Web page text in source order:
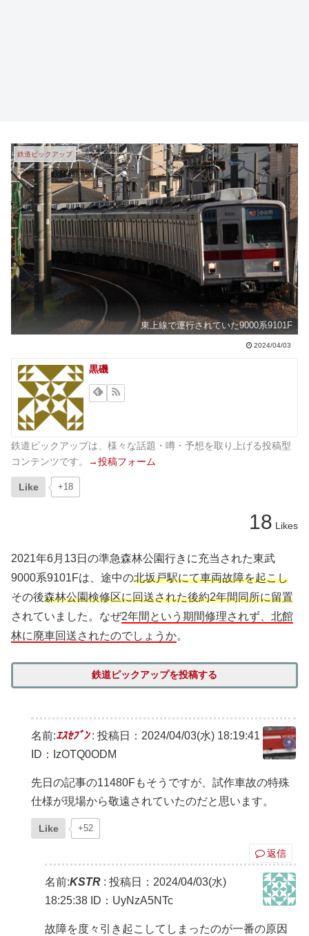
鉄道ピックアップ
東上線で運行されていた9000系9101F
2024/04/03
黒磯
鉄道ピックアップは、様々な話題・噂・予想を取り上げる投稿型
コンテンツです。
→投稿フォーム
Like +18
18 Likes
2021年6月13日の準急森林公園行きに充当された東武
9000系9101Fは、途中の北坂戸駅にて車両故障を起こし
その後森林公園検修区に回送された後約2年間同所に留置
されていました。なぜ2年間という期間修理されず、北館
林に廃車回送されたのでしょうか。
鉄道ピックアップを投稿する
名前:ｴｽｾﾌﾞﾝ: 投稿日：2024/04/03(水) 18:19:41
ID：IzOTQ0ODM
先日の記事の11480Fもそうですが、試作車故の特殊
仕様が現場から敬遠されていたのだと思います。
Like +52
返信
名前:KSTR : 投稿日：2024/04/03(水)
18:25:38 ID：UyNzA5NTc
故障を度々引き起こしてしまったのが一番の原因